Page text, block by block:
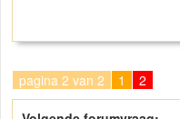
pagina 2 van 2 1 2